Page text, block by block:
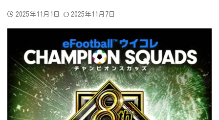
2025年11月1日 2025年11月7日